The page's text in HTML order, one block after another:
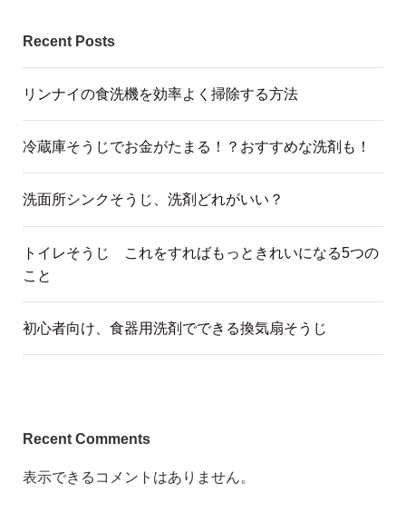
Recent Posts
リンナイの食洗機を効率よく掃除する方法
冷蔵庫そうじでお金がたまる！？おすすめな洗剤も！
洗面所シンクそうじ、洗剤どれがいい？
トイレそうじ これをすればもっときれいになる5つの
こと
初心者向け、食器用洗剤でできる換気扇そうじ
Recent Comments
表示できるコメントはありません。